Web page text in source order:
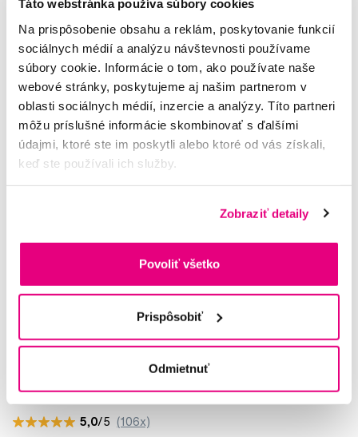
Táto webstránka používa súbory cookies
Na prispôsobenie obsahu a reklám, poskytovanie funkcií
sociálnych médií a analýzu návštevnosti používame
súbory cookie. Informácie o tom, ako používate naše
webové stránky, poskytujeme aj našim partnerom v
oblasti sociálnych médií, inzercie a analýzy. Títo partneri
môžu príslušné informácie skombinovať s ďalšími
údajmi, ktoré ste im poskytli alebo ktoré od vás získali,
keď ste používali ich služby.
Zobraziť detaily
Povoliť všetko
Prispôsobiť
Odmietnuť
5,65 €
5,0/5 (106x)